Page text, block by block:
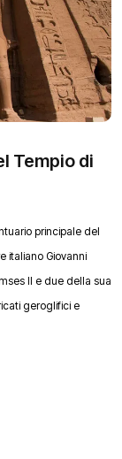
Tempio di
principale del
italiano Giovanni
II e due della sua
geroglifici e